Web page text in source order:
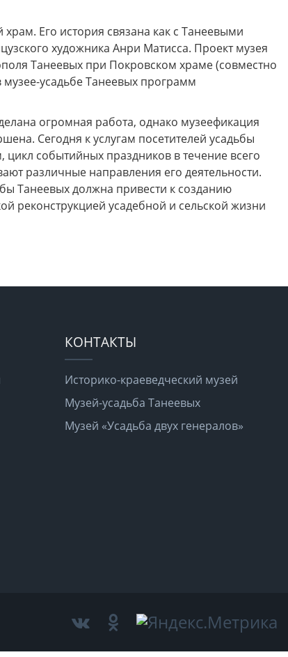
Его история связана как с Танеевыми
художника Анри Матисса. Проект музея
Танеевых при Покровском храме (совместно
усадьбе Танеевых программ
огромная работа, однако музеефикация
Сегодня к услугам посетителей усадьбы
цикл событийных праздников в течение всего
различные направления его деятельности.
Танеевых должна привести к созданию
реконструкцией усадебной и сельской жизни
КОНТАКТЫ
Историко-краеведческий музей
Музей-усадьба Танеевых
Музей «Усадьба двух генералов»